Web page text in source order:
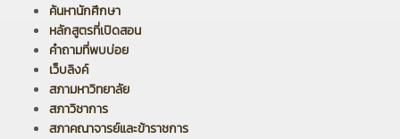
ค้นหานักศึกษา
หลักสูตรที่เปิดสอน
คำถามที่พบบ่อย
เว็บลิงค์
สภามหาวิทยาลัย
สภาวิชาการ
สภาคณาจารย์และข้าราชการ